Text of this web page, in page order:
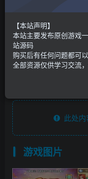
超级会员￥8
此处内
游戏图片
【本站声明】
本站主要发布原创游戏
站源码
购买后有任何问题都可
全部资源仅供学习交流